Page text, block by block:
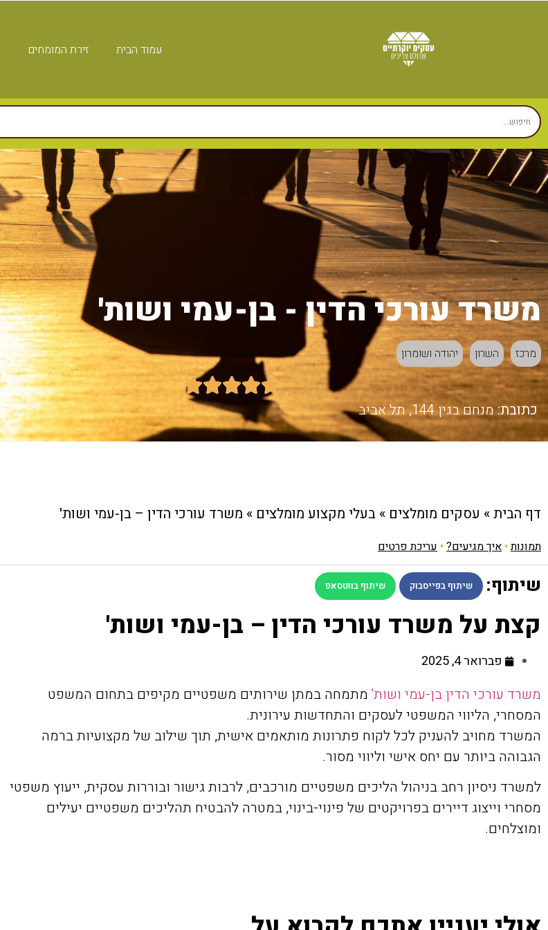
עמוד הבית זירת המומחים
משרד עורכי הדין - בן-עמי ושות'
מרכז השרון יהודה ושומרון





כתובת:מנחם בגין 144, תל אביב
דף הבית» עסקים מומלצים » בעלי מקצוע מומלצים » משרד עורכי הדין – בן-עמי ושות'
תמונות• איך מגיעים? • עריכת פרטים
שיתוף: שיתוף בפייסבוק שיתוף בווטסאפ
קצת על משרד עורכי הדין – בן-עמי ושות'
פברואר 4, 2025
משרד עורכי הדין בן-עמי ושות' מתמחה במתן שירותים משפטיים מקיפים בתחום המשפט
המסחרי, הליווי המשפטי לעסקים והתחדשות עירונית.
המשרד מחויב להעניק לכל לקוח פתרונות מותאמים אישית, תוך שילוב של מקצועיות ברמה
הגבוהה ביותר עם יחס אישי וליווי מסור.
למשרד ניסיון רחב בניהול הליכים משפטיים מורכבים, לרבות גישור ובוררות עסקית, ייעוץ משפטי
מסחרי וייצוג דיירים בפרויקטים של פינוי-בינוי, במטרה להבטיח תהליכים משפטיים יעילים
ומוצלחים.